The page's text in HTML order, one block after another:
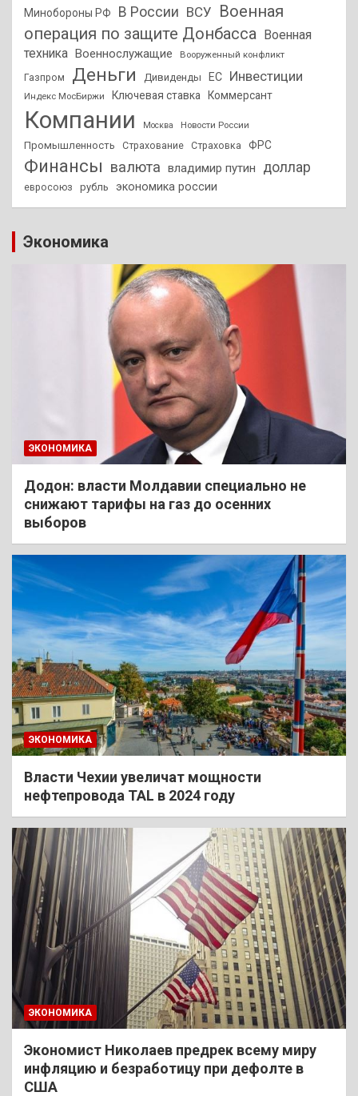
Минобороны РФ
В России ВСУ Военная
операция по защите Донбасса Военная
техника Военнослужащие Вооруженный конфликт
Газпром Деньги Дивиденды ЕС Инвестиции
Индекс МосБиржи Ключевая ставка Коммерсант
Компании Москва Новости России
Промышленность Страхование Страховка ФРС
Финансы валюта владимир путин доллар
евросоюз рубль экономика россии
Экономика
ЭКОНОМИКА
Додон: власти Молдавии специально не
снижают тарифы на газ до осенних
выборов
ЭКОНОМИКА
Власти Чехии увеличат мощности
нефтепровода TAL в 2024 году
ЭКОНОМИКА
Экономист Николаев предрек всему миру
инфляцию и безработицу при дефолте в
США